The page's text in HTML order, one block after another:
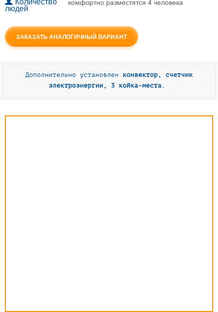
людей
ЗАКАЗАТЬ АНАЛОГИЧНЫЙ ВАРИАНТ
Дополнительно установлен конвектор, счетчик
электроэнергии, 3 койка-места.